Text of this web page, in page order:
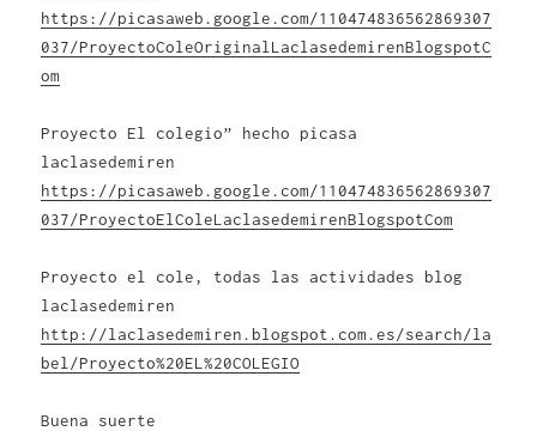
https://picasaweb.google.com/110474836562869307
037/ProyectoColeOriginalLaclasedemirenBlogspotC
om
Proyecto El colegio” hecho picasa
laclasedemiren
https://picasaweb.google.com/110474836562869307
037/ProyectoElColeLaclasedemirenBlogspotCom
Proyecto el cole, todas las actividades blog
laclasedemiren
http://laclasedemiren.blogspot.com.es/search/la
bel/Proyecto%20EL%20COLEGIO
Buena suerte